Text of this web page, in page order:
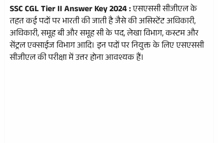
SSC CGL Tier II Answer Key 2024 :एसएससी सीजीएल के
तहत कई पदों पर भारती की जाती है जैसे की असिस्टेंट अधिकारी,
अधिकारी, समूह बी और समूह सी के पद, लेखा विभाग, कस्टम और
सेंट्रल एक्साईज विभाग आदि। इन पदों पर नियुक्त के लिए एसएससी
सीजीएल की परीक्षा में उत्तर होना आवश्यक हैं।